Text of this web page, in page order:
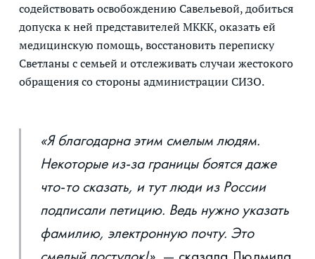
содействовать освобождению Савельевой, добиться
допуска к ней представителей МККК, оказать ей
медицинскую помощь, восстановить переписку
Светланы с семьей и отслеживать случаи жестокого
обращения со стороны администрации СИЗО.
«Я благодарна этим смелым людям.
Некоторые из-за границы боятся даже
что-то сказать, и тут люди из России
подписали петицию. Ведь нужно указать
фамилию, электронную почту. Это